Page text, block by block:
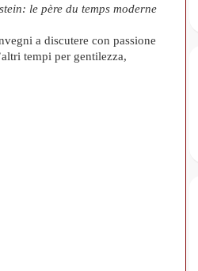
le père du temps moderne
a discutere con passione
tempi per gentilezza,